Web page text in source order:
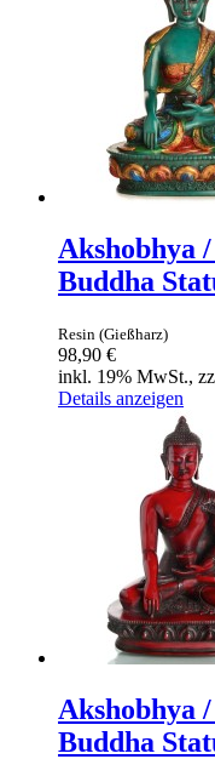
Akshobhya
Buddha
Resin (Gießharz)
98,90 €
inkl. 19% MwSt.,
Details anzeigen
Akshobhya
Buddha